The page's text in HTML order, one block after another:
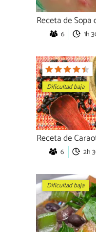
Receta de
6 1h
Dificultad baja
Receta de
6 2h
Dificultad baja